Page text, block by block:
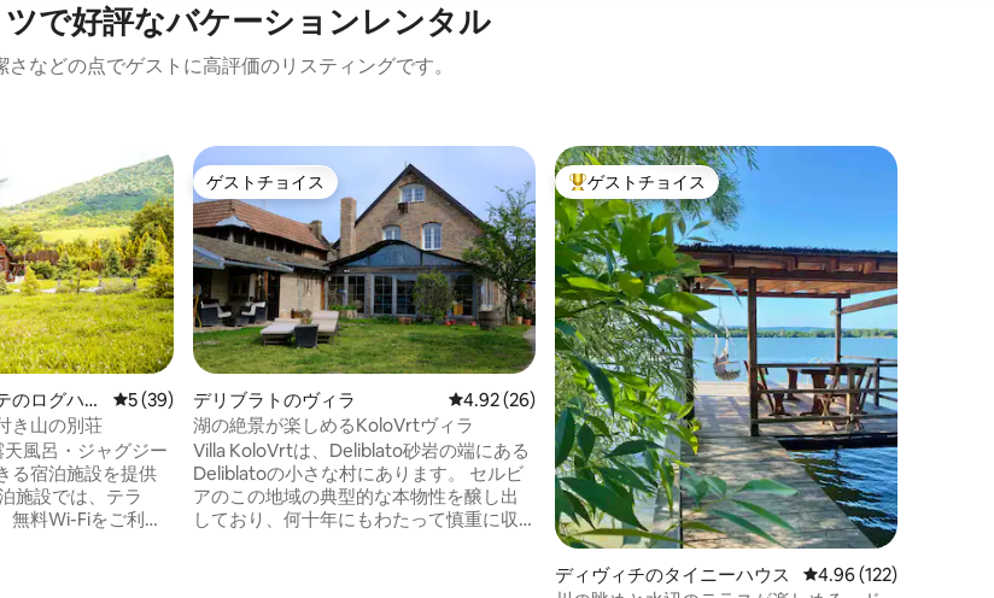
で好評なバケーションレンタル
さなどの点でゲストに高評価のリスティングです。
平均評価
スです。
のログハウ
レビュー39件、5つ星中5つ星の平均評価
5 (39)
き山の別荘
風呂・ジャグジー
る宿泊施設を提供
施設では、テラ
無料Wi-Fiをご利用
ゲストチョイス
ゲストチョイス
デリブラトのヴィラ レビュー26件、5つ星中4.92つ星の平均評価
4.92 (26)
湖の絶景が楽しめるKoloVrtヴィラ
Villa KoloVrtは、Deliblato砂岩の端にある
Deliblatoの小さな村にあります。 セルビ
アのこの地域の典型的な本物性を醸し出
しており、何十年にもわたって慎重に収
大好評のゲストチョイスです。
ゲストチョイス
ディヴィチのタイニーハウス レビュー122件、5つ
4.96 (122)